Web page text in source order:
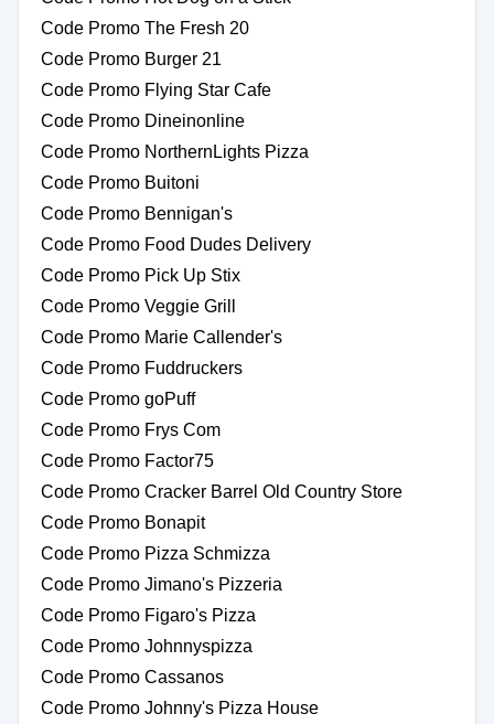
Code Promo The Fresh 20
Code Promo Burger 21
Code Promo Flying Star Cafe
Code Promo Dineinonline
Code Promo NorthernLights Pizza
Code Promo Buitoni
Code Promo Bennigan's
Code Promo Food Dudes Delivery
Code Promo Pick Up Stix
Code Promo Veggie Grill
Code Promo Marie Callender's
Code Promo Fuddruckers
Code Promo goPuff
Code Promo Frys Com
Code Promo Factor75
Code Promo Cracker Barrel Old Country Store
Code Promo Bonapit
Code Promo Pizza Schmizza
Code Promo Jimano's Pizzeria
Code Promo Figaro's Pizza
Code Promo Johnnyspizza
Code Promo Cassanos
Code Promo Johnny's Pizza House